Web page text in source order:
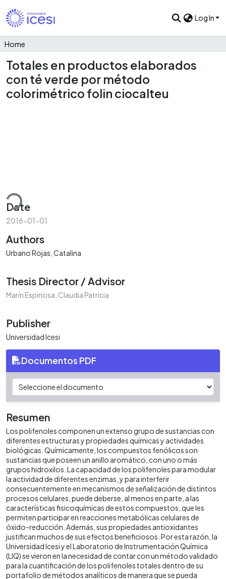
Log In
Home
Totales en productos elaborados
con té verde por método
colorimétrico folin ciocalteu
Date
2016-01-01
Authors
Urbano Rojas, Catalina
Thesis Director / Advisor
Marín Espinosa, Claudia Patricia
Publisher
Universidad Icesi
Documentos PDF
Resumen
Los polifenoles componen un extenso grupo de sustancias con
diferentes estructuras y propiedades químicas y actividades
biológicas. Químicamente, los compuestos fenólicos son
sustancias que poseen un anillo aromático, con uno o más
grupos hidroxilos. La capacidad de los polifenoles para modular
la actividad de diferentes enzimas, y para interferir
consecuentemente en mecanismos de señalización de distintos
procesos celulares, puede deberse, al menos en parte, a las
características fisicoquímicas de estos compuestos, que les
permiten participar en reacciones metabólicas celulares de
óxido-reducción. Además, sus propiedades antioxidantes
justifican muchos de sus efectos beneficiosos. Por esta razón, la
Universidad Icesi y el Laboratorio de Instrumentación Química
(LIQ) se vieron en la necesidad de contar con un método validado
para la cuantificación de los polifenoles totales dentro de su
portafolio de métodos analíticos de manera que se pueda